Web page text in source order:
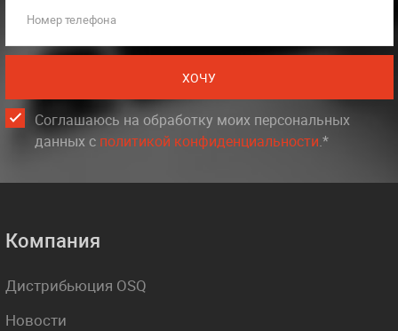
Номер телефона
ХОЧУ
Соглашаюсь на обработку моих персональных
данных c политикой конфиденциальности.*
Компания
Дистрибьюция OSQ
Новости